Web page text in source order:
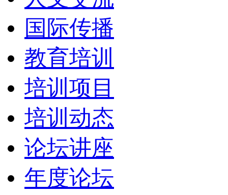
国际传播
教育培训
培训项目
培训动态
论坛讲座
年度论坛